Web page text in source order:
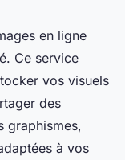
en ligne
Ce service
vos visuels
des
graphismes,
à vos